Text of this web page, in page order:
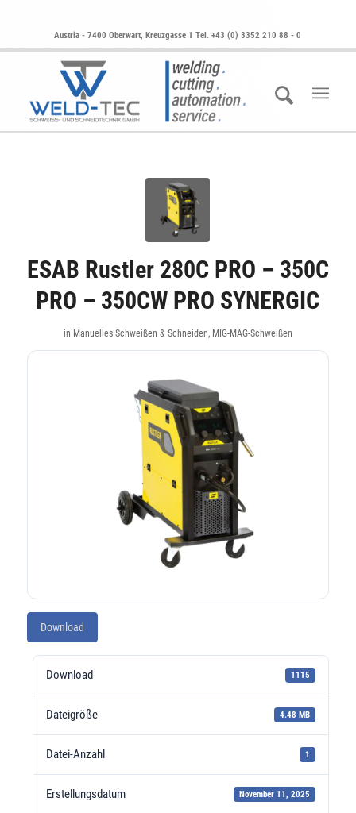
Austria - 7400 Oberwart, Kreuzgasse 1 Tel. +43 (0) 3352 210 88 - 0
ESAB Rustler 280C PRO – 350C
PRO – 350CW PRO SYNERGIC
in Manuelles Schweißen & Schneiden, MIG-MAG-Schweißen
Download
Download 1115
Dateigröße 4.48 MB
Datei-Anzahl 1
Erstellungsdatum November 11, 2025